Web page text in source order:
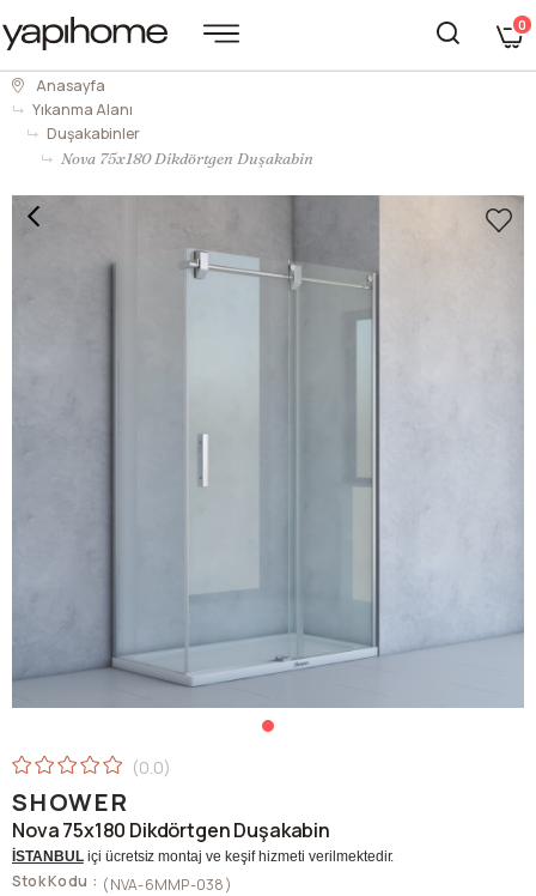
0
Anasayfa
Yıkanma Alanı
Duşakabinler
Nova 75x180 Dikdörtgen Duşakabin
0.0
SHOWER
Nova 75x180 Dikdörtgen Duşakabin
İSTANBULiçi ücretsiz montaj ve keşif hizmeti verilmektedir.
Stok Kodu (NVA-6MMP-038)